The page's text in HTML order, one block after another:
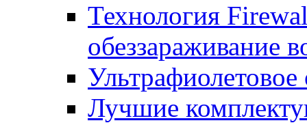
Технология
обеззараживание
Лучшие